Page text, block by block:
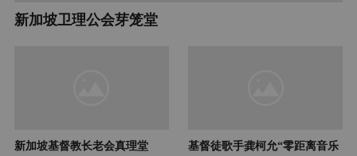
新加坡卫理公会芽笼堂
新加坡基督教长老会真理堂
基督徒歌手龚柯允“零距离音乐